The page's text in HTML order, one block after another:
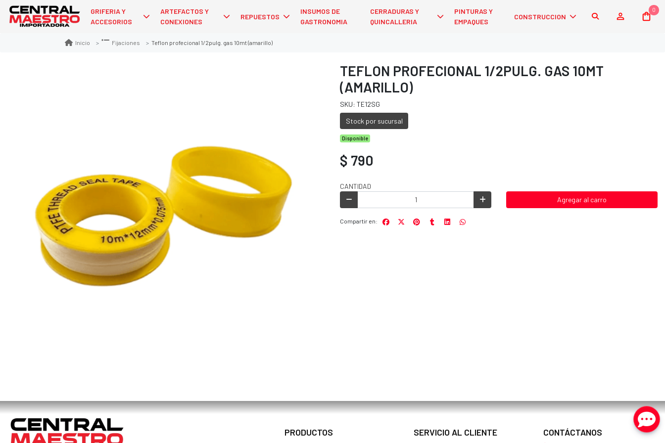
GRIFERIA Y
ACCESORIOS
ARTEFACTOS Y
CONEXIONES
REPUESTOS
INSUMOS DE
GASTRONOMIA
CERRADURAS Y
QUINCALLERIA
PINTURAS Y
EMPAQUES
CONSTRUCCION
0
Inicio Fijaciones Teflon profecional 1/2pulg. gas 10mt (amarillo)
TEFLON PROFECIONAL 1/2PULG. GAS 10MT
(AMARILLO)
SKU: TE12SG
Stock por sucursal
Disponible
$ 790
CANTIDAD
Agregar al carro
Compartir en:
PRODUCTOS SERVICIO AL CLIENTE CONTÁCTANOS